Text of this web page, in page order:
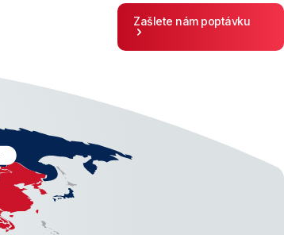
Zašlete nám poptávku